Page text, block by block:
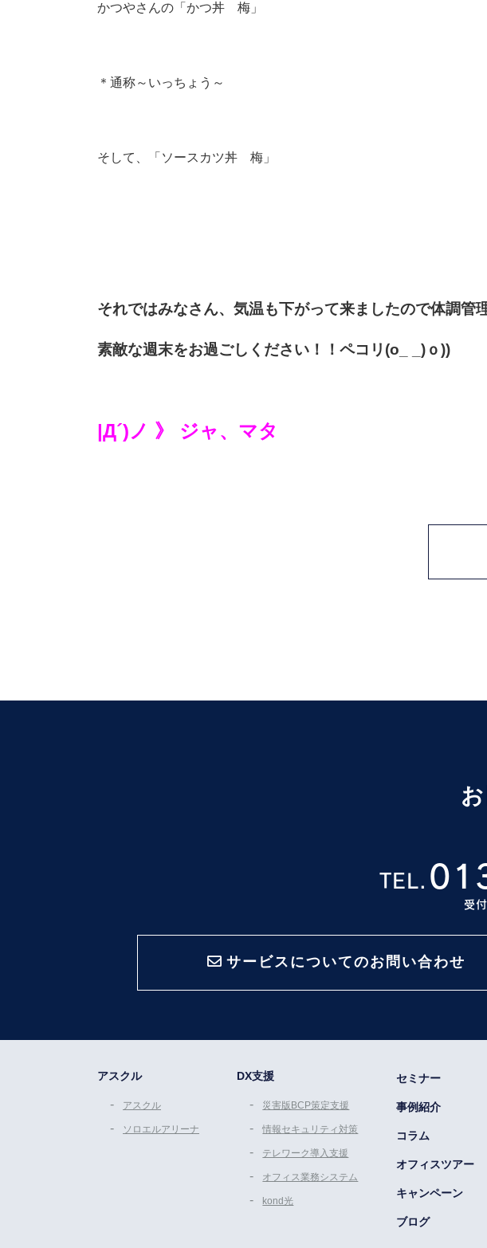
かつやさんの「かつ丼 梅」
＊通称～いっちょう～
そして、「ソースカツ丼 梅」
それではみなさん、気温も下がって来ましたので体調管
素敵な週末をお過ごしください！！ペコリ(o_ _)ｏ))
|Д´)ノ 》 ジャ、マタ
TEL.
受
サービスについてのお問い合わせ
アスクル
アスクル
ソロエルアリーナ
DX支援
災害版BCP策定支援
情報セキュリティ対策
テレワーク導入支援
オフィス業務システム
kond光
セミナー
事例紹介
コラム
オフィスツアー
キャンペーン
ブログ